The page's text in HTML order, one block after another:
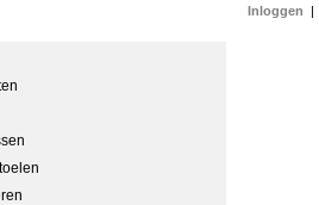
Inloggen |